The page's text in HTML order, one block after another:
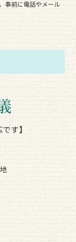
事前に電話やメール
す】